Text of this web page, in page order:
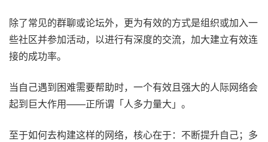
除了常见的群聊或论坛外，更为有效的方式是组织或加入一
些社区并参加活动，以进行有深度的交流，加大建立有效连
接的成功率。
当自己遇到困难需要帮助时，一个有效且强大的人际网络会
起到巨大作用——正所谓「人多力量大」。
至于如何去构建这样的网络，核心在于：不断提升自己；多